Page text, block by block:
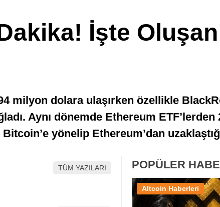
İşte Oluşan
milyon dolara ulaşırken özellikle
Aynı dönemde Ethereum ETF’lerden
yönelip Ethereum’dan
TÜM YAZILARI POPÜLER
Altcoin Haberleri